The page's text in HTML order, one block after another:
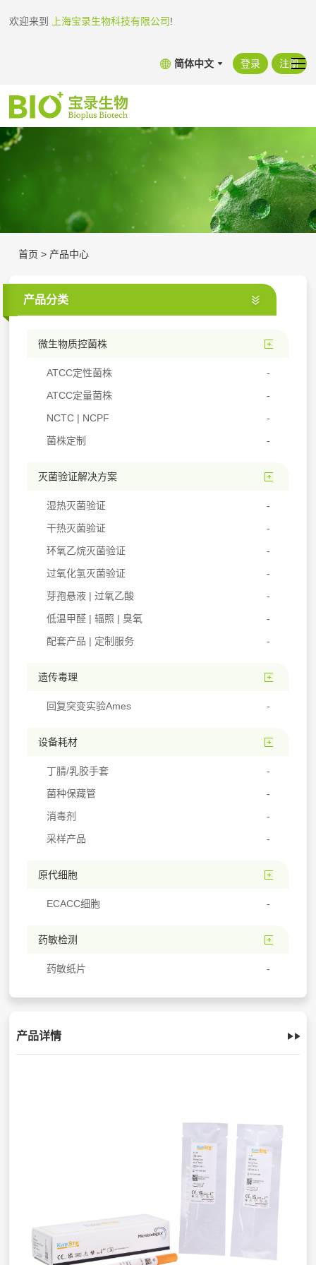
欢迎来到 上海宝录生物科技有限公司!
简体中文 登录 注册
首页 > 产品中心
产品分类
微生物质控菌株
ATCC定性菌株
ATCC定量菌株
NCTC | NCPF
菌株定制
灭菌验证解决方案
湿热灭菌验证
干热灭菌验证
环氧乙烷灭菌验证
过氧化氢灭菌验证
芽孢悬液 | 过氧乙酸
低温甲醛 | 辐照 | 臭氧
配套产品 | 定制服务
遗传毒理
回复突变实验Ames
设备耗材
丁腈/乳胶手套
菌种保藏管
消毒剂
采样产品
原代细胞
ECACC细胞
药敏检测
药敏纸片
产品详情